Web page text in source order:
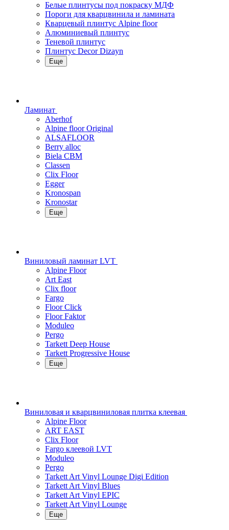
Белые плинтусы под покраску МДФ
Пороги для кварцвинила и ламината
Кварцевый плинтус Alpine floor
Алюминиевый плинтус
Теневой плинтус
Плинтус Decor Dizayn
Еще
Ламинат
Aberhof
Alpine floor Original
ALSAFLOOR
Berry alloc
Biela CBM
Classen
Clix Floor
Egger
Kronospan
Kronostar
Еще
Виниловый ламинат LVT
Alpine Floor
Art East
Clix floor
Fargo
Floor Click
Floor Faktor
Moduleo
Pergo
Tarkett Deep House
Tarkett Progressive House
Еще
Виниловая и кварцвиниловая плитка клеевая
Alpine Floor
ART EAST
Clix Floor
Fargo клеевой LVT
Moduleo
Pergo
Tarkett Art Vinyl Lounge Digi Edition
Tarkett Art Vinyl Blues
Tarkett Art Vinyl EPIC
Tarkett Art Vinyl Lounge
Еще